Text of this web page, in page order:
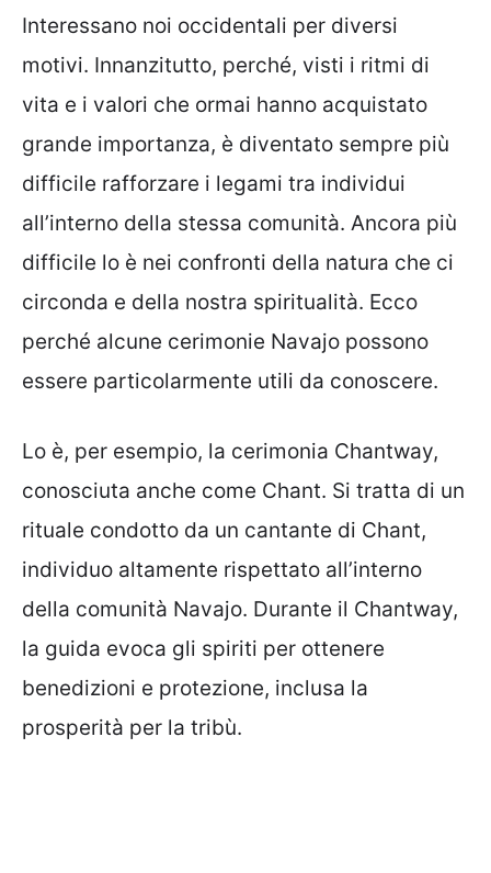
Interessano noi occidentali per diversi
motivi. Innanzitutto, perché, visti i ritmi di
vita e i valori che ormai hanno acquistato
grande importanza, è diventato sempre più
difficile rafforzare i legami tra individui
all’interno della stessa comunità. Ancora più
difficile lo è nei confronti della natura che ci
circonda e della nostra spiritualità. Ecco
perché alcune cerimonie Navajo possono
essere particolarmente utili da conoscere.
Lo è, per esempio, la cerimonia Chantway,
conosciuta anche come Chant. Si tratta di un
rituale condotto da un cantante di Chant,
individuo altamente rispettato all’interno
della comunità Navajo. Durante il Chantway,
la guida evoca gli spiriti per ottenere
benedizioni e protezione, inclusa la
prosperità per la tribù.